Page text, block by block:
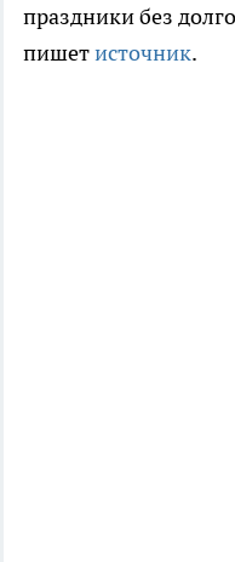
праздники без
пишетисточник.